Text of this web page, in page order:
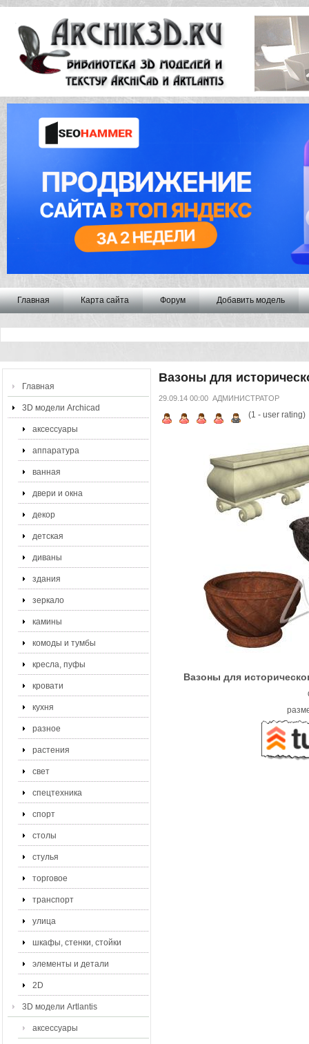
Главная Карта сайта Форум Добавить модель
Главная
3D модели Archicad
аксессуары
аппаратура
ванная
двери и окна
декор
детская
диваны
здания
зеркало
камины
комоды и тумбы
кресла, пуфы
кровати
кухня
разное
растения
свет
спецтехника
спорт
столы
стулья
торговое
транспорт
улица
шкафы, стенки, стойки
элементы и детали
2D
3D модели Artlantis
аксессуары
Вазоны для
29.09.14 00:00 АДМИНИСТРАТОР
(1 - user rating)
Вазоны для